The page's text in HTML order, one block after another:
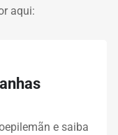
aqui:
e saiba